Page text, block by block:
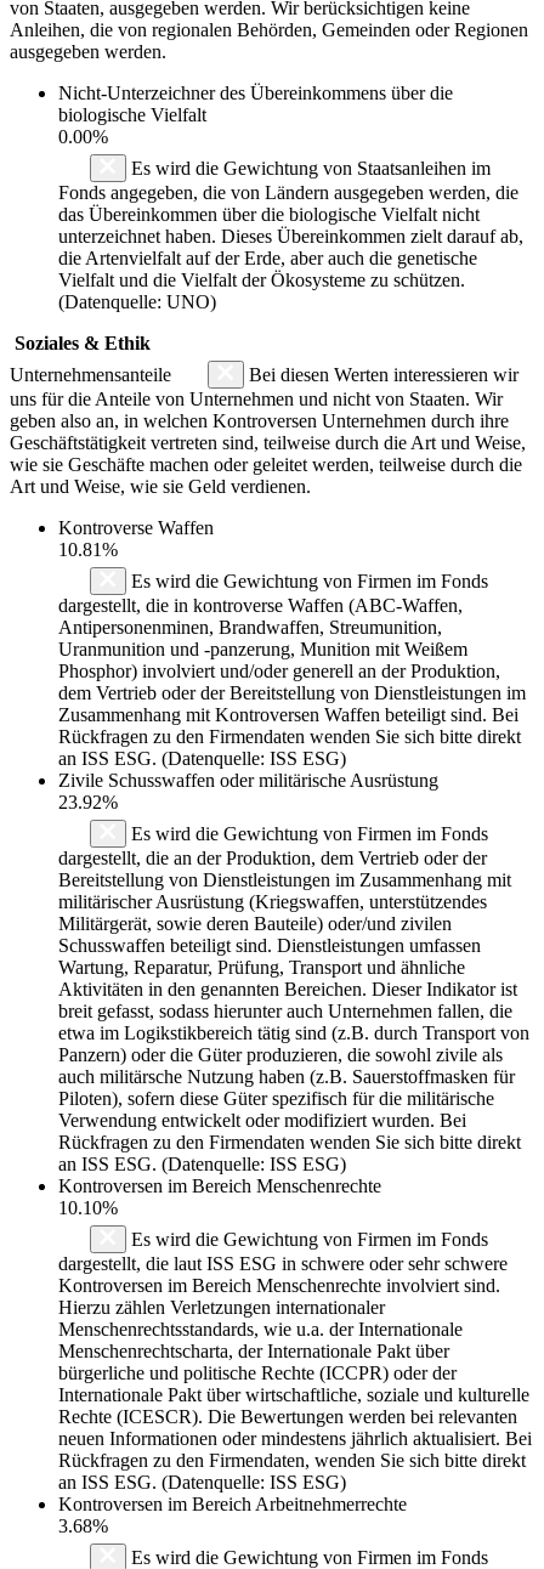
von Staaten, ausgegeben werden. Wir berücksichtigen keine
Anleihen, die von regionalen Behörden, Gemeinden oder Regionen
ausgegeben werden.
Nicht-Unterzeichner des Übereinkommens über die
biologische Vielfalt
0.00%
Es wird die Gewichtung von Staatsanleihen im
Fonds angegeben, die von Ländern ausgegeben werden, die
das Übereinkommen über die biologische Vielfalt nicht
unterzeichnet haben. Dieses Übereinkommen zielt darauf ab,
die Artenvielfalt auf der Erde, aber auch die genetische
Vielfalt und die Vielfalt der Ökosysteme zu schützen.
(Datenquelle: UNO)
Soziales & Ethik
Unternehmensanteile
Bei diesen Werten interessieren wir
uns für die Anteile von Unternehmen und nicht von Staaten. Wir
geben also an, in welchen Kontroversen Unternehmen durch ihre
Geschäftstätigkeit vertreten sind, teilweise durch die Art und Weise,
wie sie Geschäfte machen oder geleitet werden, teilweise durch die
Art und Weise, wie sie Geld verdienen.
Kontroverse Waffen
10.81%
Es wird die Gewichtung von Firmen im Fonds
dargestellt, die in kontroverse Waffen (ABC-Waffen,
Antipersonenminen, Brandwaffen, Streumunition,
Uranmunition und -panzerung, Munition mit Weißem
Phosphor) involviert und/oder generell an der Produktion,
dem Vertrieb oder der Bereitstellung von Dienstleistungen im
Zusammenhang mit Kontroversen Waffen beteiligt sind. Bei
Rückfragen zu den Firmendaten wenden Sie sich bitte direkt
an ISS ESG. (Datenquelle: ISS ESG)
Zivile Schusswaffen oder militärische Ausrüstung
23.92%
Es wird die Gewichtung von Firmen im Fonds
dargestellt, die an der Produktion, dem Vertrieb oder der
Bereitstellung von Dienstleistungen im Zusammenhang mit
militärischer Ausrüstung (Kriegswaffen, unterstützendes
Militärgerät, sowie deren Bauteile) oder/und zivilen
Schusswaffen beteiligt sind. Dienstleistungen umfassen
Wartung, Reparatur, Prüfung, Transport und ähnliche
Aktivitäten in den genannten Bereichen. Dieser Indikator ist
breit gefasst, sodass hierunter auch Unternehmen fallen, die
etwa im Logikstikbereich tätig sind (z.B. durch Transport von
Panzern) oder die Güter produzieren, die sowohl zivile als
auch militärsche Nutzung haben (z.B. Sauerstoffmasken für
Piloten), sofern diese Güter spezifisch für die militärische
Verwendung entwickelt oder modifiziert wurden. Bei
Rückfragen zu den Firmendaten wenden Sie sich bitte direkt
an ISS ESG. (Datenquelle: ISS ESG)
Kontroversen im Bereich Menschenrechte
10.10%
Es wird die Gewichtung von Firmen im Fonds
dargestellt, die laut ISS ESG in schwere oder sehr schwere
Kontroversen im Bereich Menschenrechte involviert sind.
Hierzu zählen Verletzungen internationaler
Menschenrechtsstandards, wie u.a. der Internationale
Menschenrechtscharta, der Internationale Pakt über
bürgerliche und politische Rechte (ICCPR) oder der
Internationale Pakt über wirtschaftliche, soziale und kulturelle
Rechte (ICESCR). Die Bewertungen werden bei relevanten
neuen Informationen oder mindestens jährlich aktualisiert. Bei
Rückfragen zu den Firmendaten, wenden Sie sich bitte direkt
an ISS ESG. (Datenquelle: ISS ESG)
Kontroversen im Bereich Arbeitnehmerrechte
3.68%
Es wird die Gewichtung von Firmen im Fonds